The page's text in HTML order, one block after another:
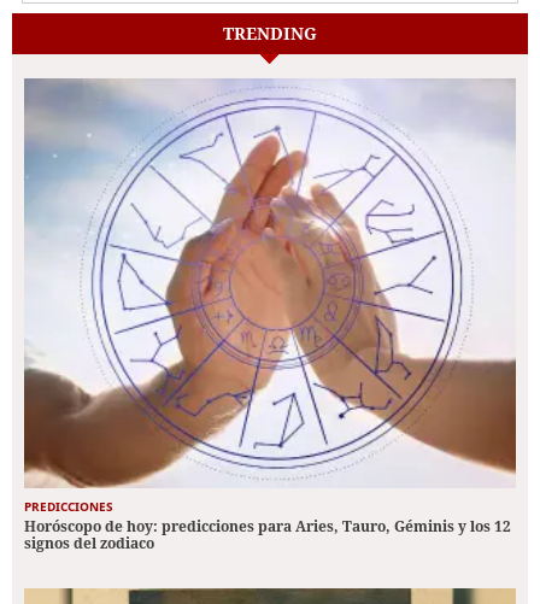
TRENDING
PREDICCIONES
Horóscopo de hoy: predicciones para Aries, Tauro, Géminis y los 12
signos del zodiaco